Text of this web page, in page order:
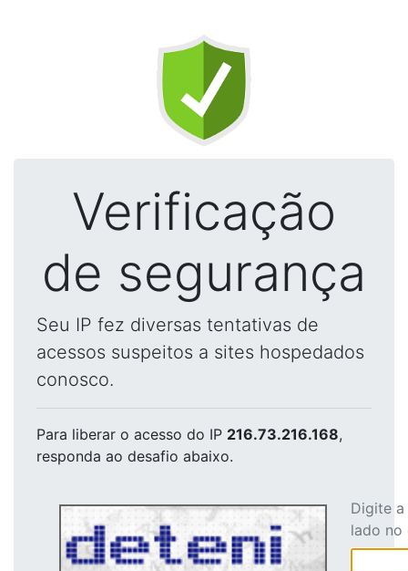
Verificação
de segurança
Seu IP fez diversas tentativas de
acessos suspeitos a sites hospedados
conosco.
Para liberar o acesso do IP 216.73.216.168,
responda ao desafio abaixo.
Digite
lado no